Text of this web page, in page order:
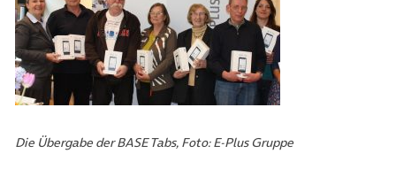
Die Übergabe der BASE Tabs, Foto: E-Plus Gruppe